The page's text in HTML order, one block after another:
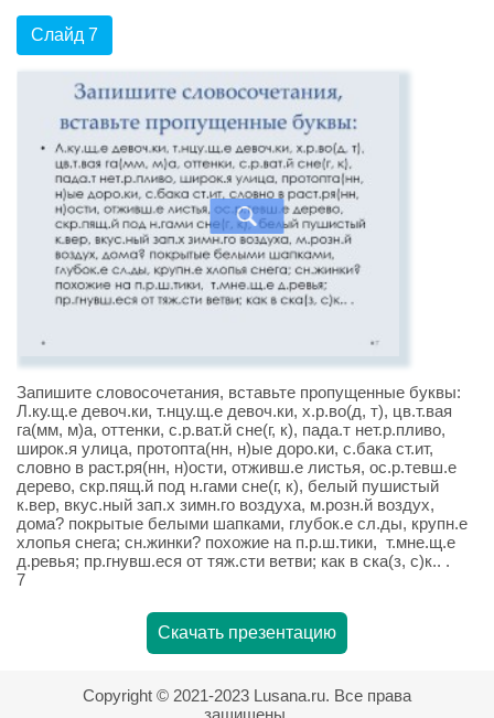
Слайд 7
Запишите словосочетания, вставьте пропущенные буквы:
Л.ку.щ.е девоч.ки, т.нцу.щ.е девоч.ки, х.р.во(д, т), цв.т.вая
га(мм, м)а, оттенки, с.р.ват.й сне(г, к), пада.т нет.р.пливо,
широк.я улица, протопта(нн, н)ые доро.ки, с.бака ст.ит,
словно в раст.ря(нн, н)ости, отживш.е листья, ос.р.тевш.е
дерево, скр.пящ.й под н.гами сне(г, к), белый пушистый
к.вер, вкус.ный зап.х зимн.го воздуха, м.розн.й воздух,
дома? покрытые белыми шапками, глубок.е сл.ды, крупн.е
хлопья снега; сн.жинки? похожие на п.р.ш.тики, т.мне.щ.е
д.ревья; пр.гнувш.еся от тяж.сти ветви; как в ска(з, с)к.. .
7
Скачать презентацию
Copyright © 2021-2023 Lusana.ru. Все права